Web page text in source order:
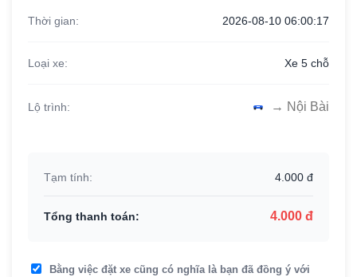
Thời gian: 2026-08-10 06:00:17
Loại xe: Xe 5 chỗ
Lộ trình: → Nội Bài
Tạm tính: 4.000 đ
Tổng thanh toán: 4.000 đ
Bằng việc đặt xe cũng có nghĩa là bạn đã đồng ý với